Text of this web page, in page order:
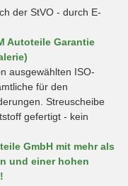
der StVO - durch E-
Autoteile Garantie
ausgewählten ISO-
für den
Streuscheibe
gefertigt - kein
GmbH mit mehr als
und einer hohen